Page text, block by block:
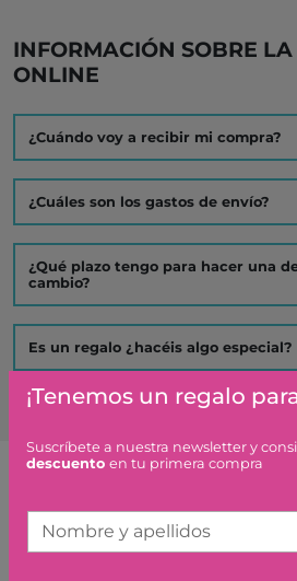
INFORMACIÓN SOBRE
ONLINE
¿Cuándo voy a recibir mi compra?
¿Cuáles son los gastos de envío?
¿Qué plazo tengo para hacer una
cambio?
Es un regalo ¿hacéis algo especial?
Artículos similares o que
¡Tenemos un regalo
Suscríbete a nuestra newsletter y
descuento en tu primera compra
Nombre y apellidos